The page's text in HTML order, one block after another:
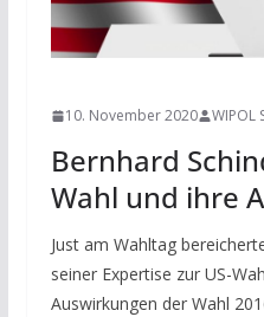
10. November 2020 WIPOL
Bernhard
Wahl und ihre
Just am Wahltag
seiner Expertise zur US-
Auswirkungen der Wahl